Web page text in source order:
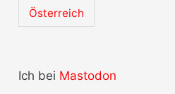
Österreich
Ich bei Mastodon